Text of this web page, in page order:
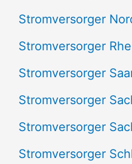
Stromversorger
Stromversorger
Stromversorger
Stromversorger
Stromversorger
Stromversorger